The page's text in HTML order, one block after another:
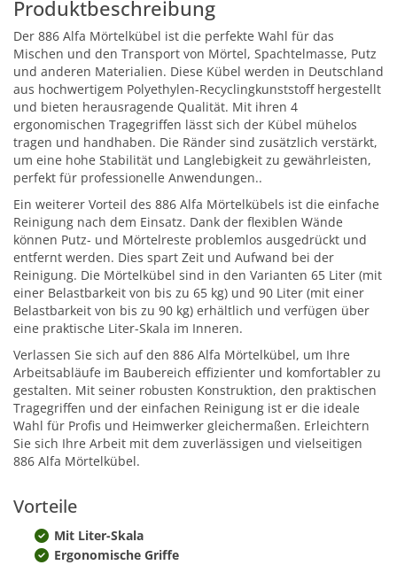
Produktbeschreibung
Der 886 Alfa Mörtelkübel ist die perfekte Wahl für das
Mischen und den Transport von Mörtel, Spachtelmasse, Putz
und anderen Materialien. Diese Kübel werden in Deutschland
aus hochwertigem Polyethylen-Recyclingkunststoff hergestellt
und bieten herausragende Qualität. Mit ihren 4
ergonomischen Tragegriffen lässt sich der Kübel mühelos
tragen und handhaben. Die Ränder sind zusätzlich verstärkt,
um eine hohe Stabilität und Langlebigkeit zu gewährleisten,
perfekt für professionelle Anwendungen..
Ein weiterer Vorteil des 886 Alfa Mörtelkübels ist die einfache
Reinigung nach dem Einsatz. Dank der flexiblen Wände
können Putz- und Mörtelreste problemlos ausgedrückt und
entfernt werden. Dies spart Zeit und Aufwand bei der
Reinigung. Die Mörtelkübel sind in den Varianten 65 Liter (mit
einer Belastbarkeit von bis zu 65 kg) und 90 Liter (mit einer
Belastbarkeit von bis zu 90 kg) erhältlich und verfügen über
eine praktische Liter-Skala im Inneren.
Verlassen Sie sich auf den 886 Alfa Mörtelkübel, um Ihre
Arbeitsabläufe im Baubereich effizienter und komfortabler zu
gestalten. Mit seiner robusten Konstruktion, den praktischen
Tragegriffen und der einfachen Reinigung ist er die ideale
Wahl für Profis und Heimwerker gleichermaßen. Erleichtern
Sie sich Ihre Arbeit mit dem zuverlässigen und vielseitigen
886 Alfa Mörtelkübel.
Vorteile
Mit Liter-Skala
Ergonomische Griffe